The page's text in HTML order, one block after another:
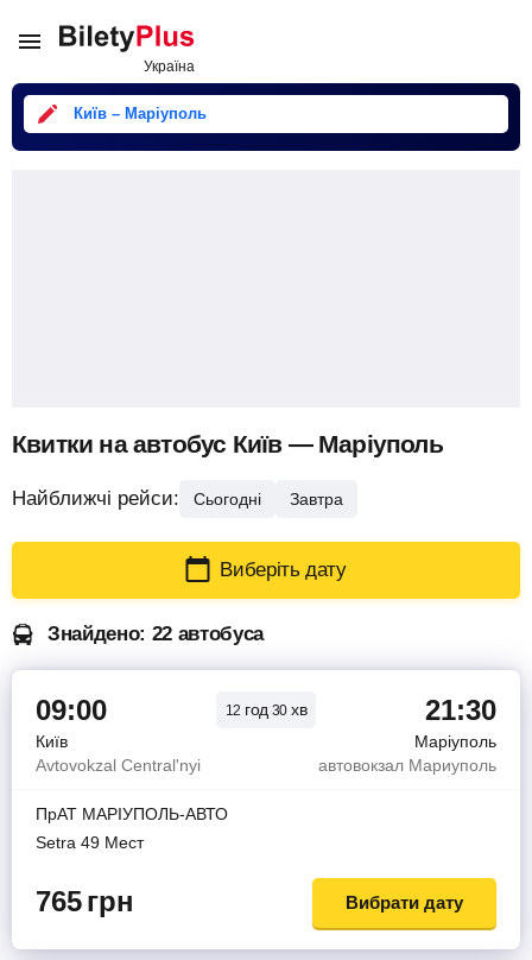
Київ – Маріуполь
Квитки на автобус Київ — Маріуполь
Найближчі рейси: Сьогодні Завтра
Виберіть дату
Знайдено: 22 автобуса
09:00 12 год 30 хв 21:30
Київ
Маріуполь
Avtovokzal Central'nyi
автовокзал Мариуполь
ПрАТ МАРІУПОЛЬ-АВТО
Setra 49 Мест
765грн Вибрати дату